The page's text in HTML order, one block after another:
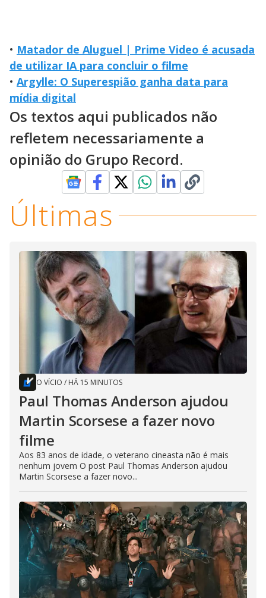
• Matador de Aluguel | Prime Video é acusada
de utilizar IA para concluir o filme
• Argylle: O Superespião ganha data para
mídia digital
Os textos aqui publicados não
refletem necessariamente a
opinião do Grupo Record.
Últimas
O VÍCIO / HÁ 15 MINUTOS
Paul Thomas Anderson ajudou
Martin Scorsese a fazer novo
filme
Aos 83 anos de idade, o veterano cineasta não é mais
nenhum jovem O post Paul Thomas Anderson ajudou
Martin Scorsese a fazer novo...